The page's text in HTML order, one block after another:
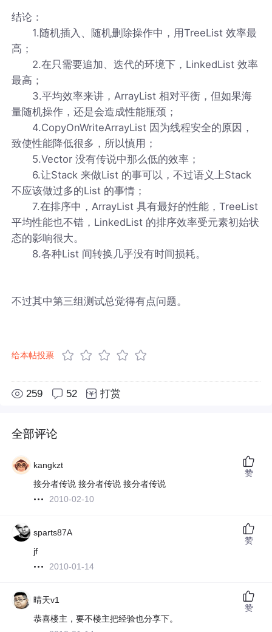
结论：
1.随机插入、随机删除操作中，用TreeList 效率最
高；
2.在只需要追加、迭代的环境下，LinkedList 效率
最高；
3.平均效率来讲，ArrayList 相对平衡，但如果海
量随机操作，还是会造成性能瓶颈；
4.CopyOnWriteArrayList 因为线程安全的原因，
致使性能降低很多，所以慎用；
5.Vector 没有传说中那么低的效率；
6.让Stack 来做List 的事可以，不过语义上Stack
不应该做过多的List 的事情；
7.在排序中，ArrayList 具有最好的性能，TreeList
平均性能也不错，LinkedList 的排序效率受元素初始状
态的影响很大。
8.各种List 间转换几乎没有时间损耗。
不过其中第三组测试总觉得有点问题。
给本帖投票
259 52 打赏
全部评论
kangkzt
接分者传说 接分者传说 接分者传说
2010-02-10
赞
sparts87A
jf
2010-01-14
赞
晴天v1
恭喜楼主，要不楼主把经验也分享下。
赞